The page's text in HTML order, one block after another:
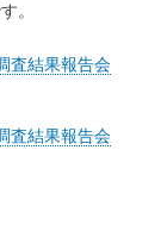
。
査結果報告会
査結果報告会